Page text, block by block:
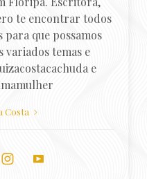
te encontrar todos
para que possamos
variados temas e
e
Costa